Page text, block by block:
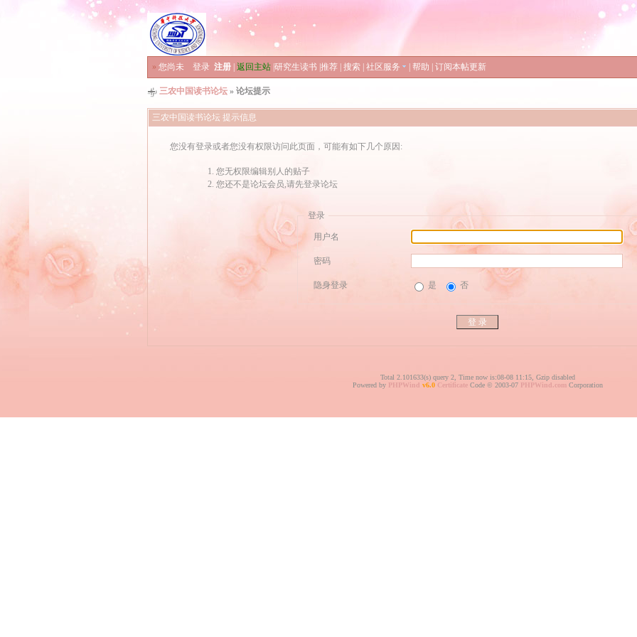
» 您尚未 登录 注册 返回主站 研究生读书 推荐 搜索 社区服务 帮助 订阅本帖更新
三农中国读书论坛 » 论坛提示
三农中国读书论坛 提示信息
您没有登录或者您没有权限访问此页面，可能有如下几个原因:
您无权限编辑别人的贴子
您还不是论坛会员,请先登录论坛
登录
用户名
密码
隐身登录 是 否
Total 2.101633(s) query 2, Time now is:08-08 11:15, Gzip disabled
Powered by PHPWind v6.0 Certificate Code © 2003-07 PHPWind.com Corporation